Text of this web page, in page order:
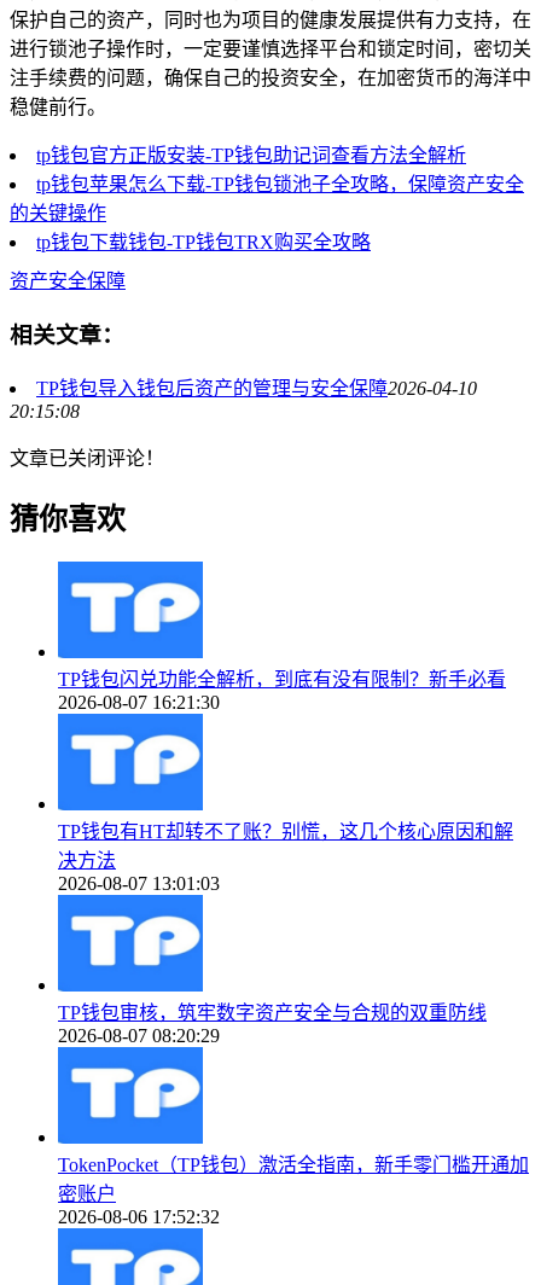
保护自己的资产，同时也为项目的健康发展提供有力支持，在
进行锁池子操作时，一定要谨慎选择平台和锁定时间，密切关
注手续费的问题，确保自己的投资安全，在加密货币的海洋中
稳健前行。
tp钱包官方正版安装-TP钱包助记词查看方法全解析
tp钱包苹果怎么下载-TP钱包锁池子全攻略，保障资产安全
的关键操作
tp钱包下载钱包-TP钱包TRX购买全攻略
资产安全保障
相关文章：
TP钱包导入钱包后资产的管理与安全保障2026-04-10
20:15:08
文章已关闭评论！
猜你喜欢
TP钱包闪兑功能全解析，到底有没有限制？新手必看
2026-08-07 16:21:30
TP钱包有HT却转不了账？别慌，这几个核心原因和解
决方法
2026-08-07 13:01:03
TP钱包审核，筑牢数字资产安全与合规的双重防线
2026-08-07 08:20:29
TokenPocket（TP钱包）激活全指南，新手零门槛开通加
密账户
2026-08-06 17:52:32